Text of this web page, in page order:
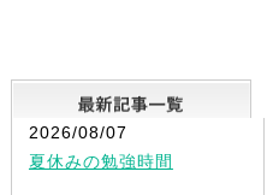
2026/08/07
夏休みの勉強時間